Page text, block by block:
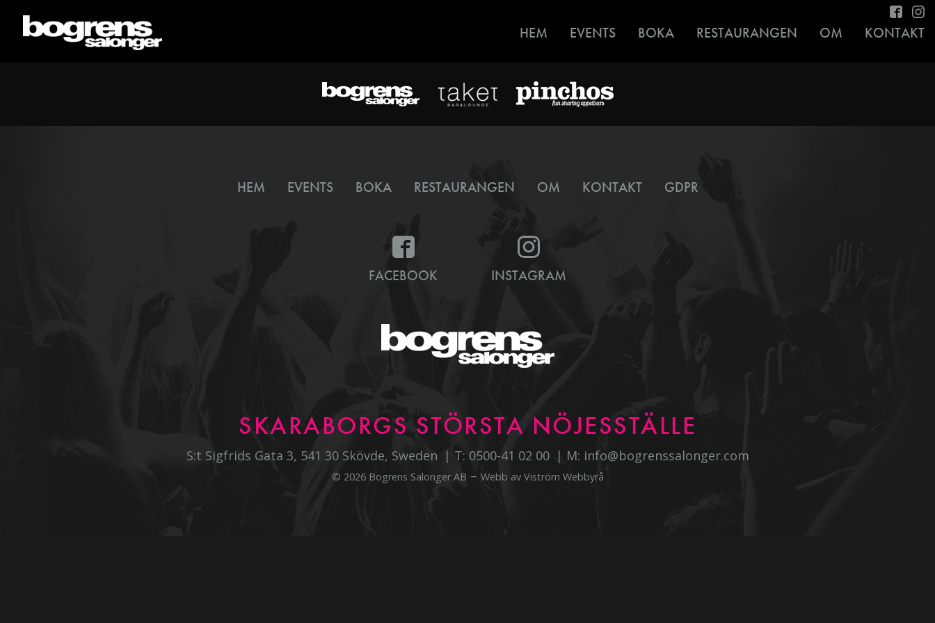
HEM EVENTS BOKA RESTAURANGEN OM KONTAKT
HEM EVENTS BOKA RESTAURANGEN OM KONTAKT GDPR
FACEBOOK INSTAGRAM
SKARABORGS STÖRSTA NÖJESSTÄLLE
S:t Sigfrids Gata 3, 541 30 Skövde, Sweden T: 0500-41 02 00 M: info@bogrenssalonger.com
© 2026 Bogrens Salonger AB – Webb av Viström Webbyrå